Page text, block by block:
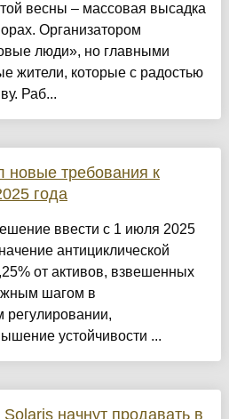
весны – массовая высадка
Организатором
люди», но главными
жители, которые с радостью
Раб...
требования к
года
ввести с 1 июля 2025
антициклической
от активов, взвешенных
шагом в
регулировании,
устойчивости ...
начнут продавать в